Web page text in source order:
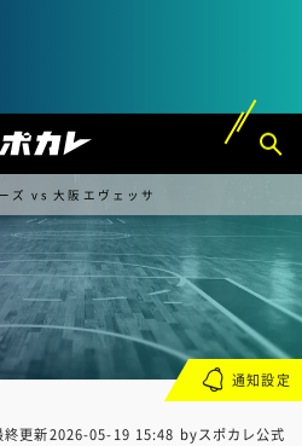
ズ vs 大阪エヴェッサ
終更新2026-05-19 15:48 byスポカレ公式
通知設定